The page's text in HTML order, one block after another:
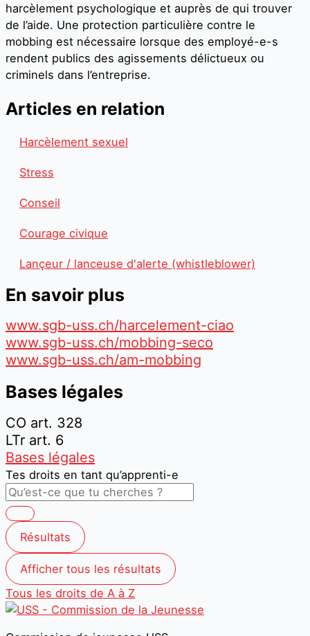
harcèlement psychologique et auprès de qui trouver
de l’aide. Une protection particulière contre le
mobbing est nécessaire lorsque des employé-e-s
rendent publics des agissements délictueux ou
criminels dans l’entreprise.
Articles en relation
Harcèlement sexuel
Stress
Conseil
Courage civique
Lançeur / lanceuse d'alerte (whistleblower)
En savoir plus
www.sgb-uss.ch/harcelement-ciao
www.sgb-uss.ch/mobbing-seco
www.sgb-uss.ch/am-mobbing
Bases légales
CO art. 328
LTr art. 6
Bases légales
Tes droits en tant qu’apprenti-e
Résultats
Afficher tous les résultats
Tous les droits de A à Z